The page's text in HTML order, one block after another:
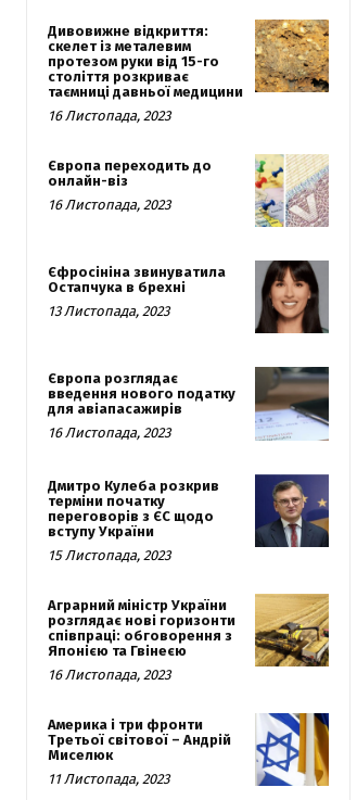
Дивовижне відкриття:
скелет із металевим
протезом руки від 15-го
століття розкриває
таємниці давньої медицини
16 Листопада, 2023
Європа переходить до
онлайн-віз
16 Листопада, 2023
Єфросініна звинуватила
Остапчука в брехні
13 Листопада, 2023
Європа розглядає
введення нового податку
для авіапасажирів
16 Листопада, 2023
Дмитро Кулеба розкрив
терміни початку
переговорів з ЄС щодо
вступу України
15 Листопада, 2023
Аграрний міністр України
розглядає нові горизонти
співпраці: обговорення з
Японією та Гвінеєю
16 Листопада, 2023
Америка і три фронти
Третьої світової – Андрій
Миселюк
11 Листопада, 2023